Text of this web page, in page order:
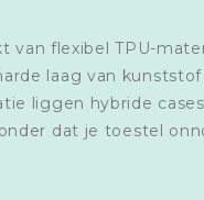
van flexibel TPU-
laag van
liggen hybride cases
dat je toestel